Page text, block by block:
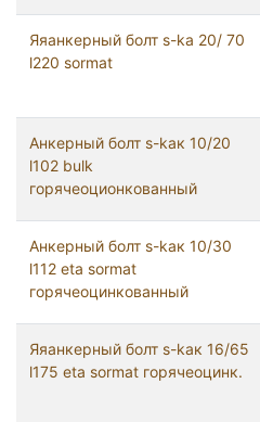
Яяанкерный болт s-ka 20/ 70
l220 sormat
Анкерный болт s-kaк 10/20
l102 bulk
горячеоционкованный
Анкерный болт s-kaк 10/30
l112 eta sormat
горячеоцинкованный
Яяанкерный болт s-kaк 16/65
l175 eta sormat горячеоцинк.